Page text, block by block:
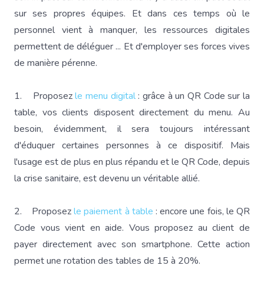
sur ses propres équipes. Et dans ces temps où le
personnel vient à manquer, les ressources digitales
permettent de déléguer ... Et d'employer ses forces vives
de manière pérenne.
1. Proposezle menu digital: grâce à un QR Code sur la
table, vos clients disposent directement du menu. Au
besoin, évidemment, il sera toujours intéressant
d'éduquer certaines personnes à ce dispositif. Mais
l'usage est de plus en plus répandu et le QR Code, depuis
la crise sanitaire, est devenu un véritable allié.
2. Proposezle paiement à table : encore une fois, le QR
Code vous vient en aide. Vous proposez au client de
payer directement avec son smartphone. Cette action
permet une rotation des tables de 15 à 20%.